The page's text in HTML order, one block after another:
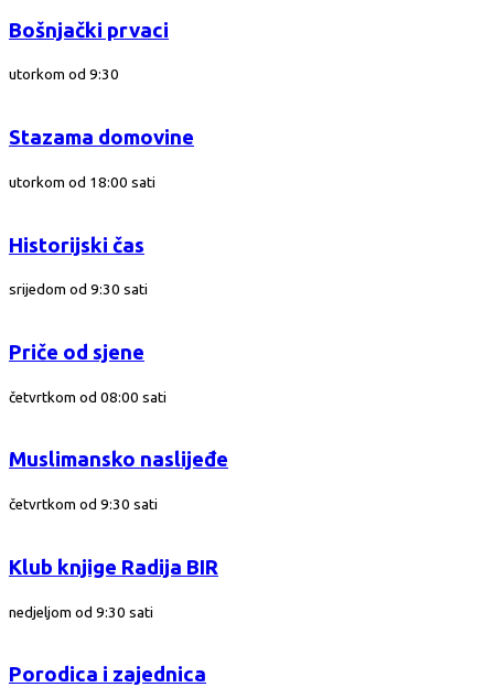
Bošnjački prvaci
utorkom od 9:30
Stazama domovine
utorkom od 18:00 sati
Historijski čas
srijedom od 9:30 sati
Priče od sjene
četvrtkom od 08:00 sati
Muslimansko naslijeđe
četvrtkom od 9:30 sati
Klub knjige Radija BIR
nedjeljom od 9:30 sati
Porodica i zajednica